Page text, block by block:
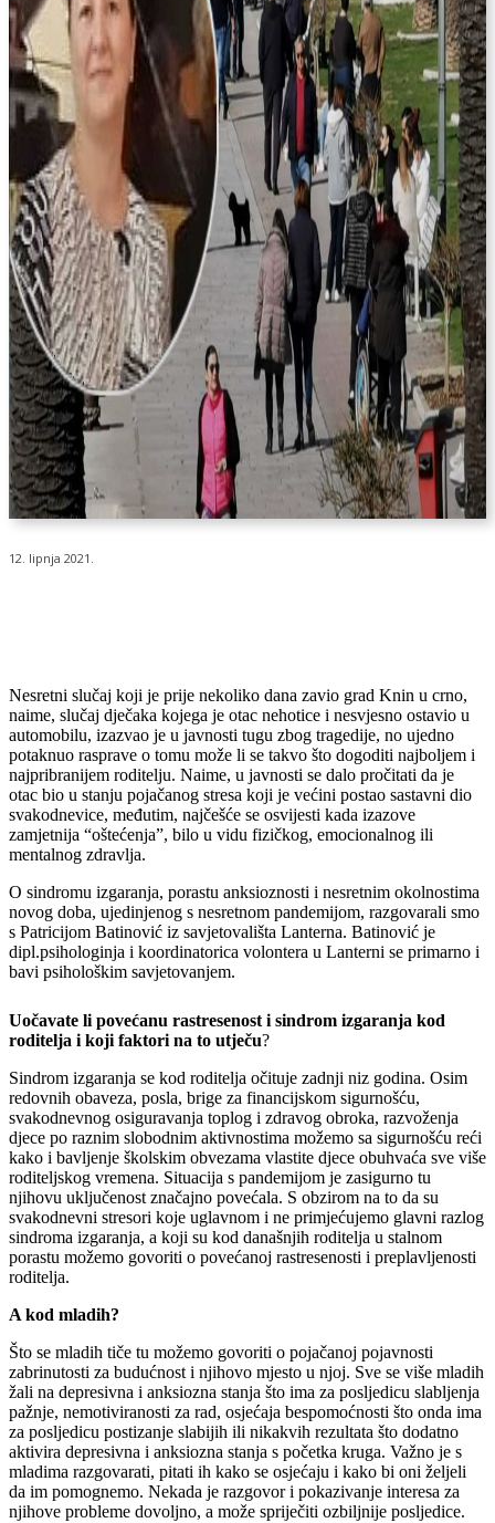
12. lipnja 2021.
Nesretni slučaj koji je prije nekoliko dana zavio grad Knin u crno,
naime, slučaj dječaka kojega je otac nehotice i nesvjesno ostavio u
automobilu, izazvao je u javnosti tugu zbog tragedije, no ujedno
potaknuo rasprave o tomu može li se takvo što dogoditi najboljem i
najpribranijem roditelju. Naime, u javnosti se dalo pročitati da je
otac bio u stanju pojačanog stresa koji je većini postao sastavni dio
svakodnevice, međutim, najčešće se osvijesti kada izazove
zamjetnija “oštećenja”, bilo u vidu fizičkog, emocionalnog ili
mentalnog zdravlja.
O sindromu izgaranja, porastu anksioznosti i nesretnim okolnostima
novog doba, ujedinjenog s nesretnom pandemijom, razgovarali smo
s Patricijom Batinović iz savjetovališta Lanterna. Batinović je
dipl.psihologinja i koordinatorica volontera u Lanterni se primarno i
bavi psihološkim savjetovanjem.
Uočavate li povećanu rastresenost i sindrom izgaranja kod
roditelja i koji faktori na to utječu?
Sindrom izgaranja se kod roditelja očituje zadnji niz godina. Osim
redovnih obaveza, posla, brige za financijskom sigurnošću,
svakodnevnog osiguravanja toplog i zdravog obroka, razvoženja
djece po raznim slobodnim aktivnostima možemo sa sigurnošću reći
kako i bavljenje školskim obvezama vlastite djece obuhvaća sve više
roditeljskog vremena. Situacija s pandemijom je zasigurno tu
njihovu uključenost značajno povećala. S obzirom na to da su
svakodnevni stresori koje uglavnom i ne primjećujemo glavni razlog
sindroma izgaranja, a koji su kod današnjih roditelja u stalnom
porastu možemo govoriti o povećanoj rastresenosti i preplavljenosti
roditelja.
A kod mladih?
Što se mladih tiče tu možemo govoriti o pojačanoj pojavnosti
zabrinutosti za budućnost i njihovo mjesto u njoj. Sve se više mladih
žali na depresivna i anksiozna stanja što ima za posljedicu slabljenja
pažnje, nemotiviranosti za rad, osjećaja bespomoćnosti što onda ima
za posljedicu postizanje slabijih ili nikakvih rezultata što dodatno
aktivira depresivna i anksiozna stanja s početka kruga. Važno je s
mladima razgovarati, pitati ih kako se osjećaju i kako bi oni željeli
da im pomognemo. Nekada je razgovor i pokazivanje interesa za
njihove probleme dovoljno, a može spriječiti ozbiljnije posljedice.